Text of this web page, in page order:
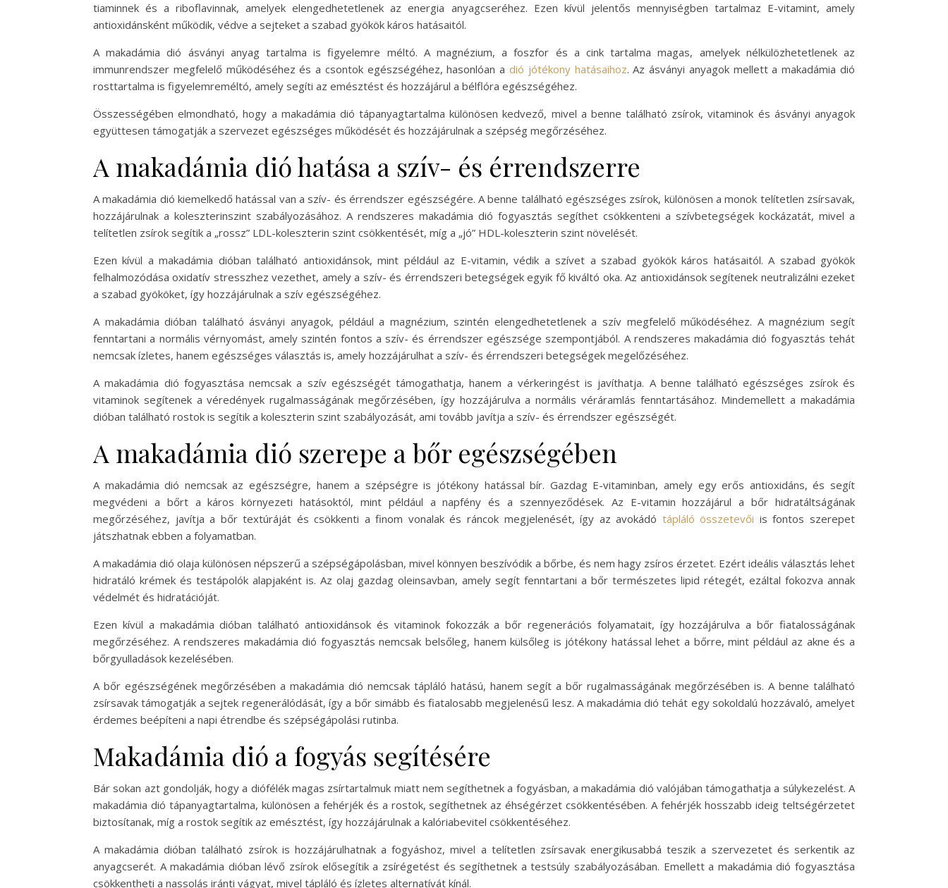
tiaminnek és a riboflavinnak, amelyek elengedhetetlenek az energia anyagcseréhez. Ezen kívül jelentős mennyiségben tartalmaz E-vitamint, amely
antioxidánsként működik, védve a sejteket a szabad gyökök káros hatásaitól.
A makadámia dió ásványi anyag tartalma is figyelemre méltó. A magnézium, a foszfor és a cink tartalma magas, amelyek nélkülözhetetlenek az
immunrendszer megfelelő működéséhez és a csontok egészségéhez, hasonlóan a dió jótékony hatásaihoz. Az ásványi anyagok mellett a makadámia dió
rosttartalma is figyelemreméltó, amely segíti az emésztést és hozzájárul a bélflóra egészségéhez.
Összességében elmondható, hogy a makadámia dió tápanyagtartalma különösen kedvező, mivel a benne található zsírok, vitaminok és ásványi anyagok
együttesen támogatják a szervezet egészséges működését és hozzájárulnak a szépség megőrzéséhez.
A makadámia dió hatása a szív- és érrendszerre
A makadámia dió kiemelkedő hatással van a szív- és érrendszer egészségére. A benne található egészséges zsírok, különösen a monok telítetlen zsírsavak,
hozzájárulnak a koleszterinszint szabályozásához. A rendszeres makadámia dió fogyasztás segíthet csökkenteni a szívbetegségek kockázatát, mivel a
telítetlen zsírok segítik a „rossz” LDL-koleszterin szint csökkentését, míg a „jó” HDL-koleszterin szint növelését.
Ezen kívül a makadámia dióban található antioxidánsok, mint például az E-vitamin, védik a szívet a szabad gyökök káros hatásaitól. A szabad gyökök
felhalmozódása oxidatív stresszhez vezethet, amely a szív- és érrendszeri betegségek egyik fő kiváltó oka. Az antioxidánsok segítenek neutralizálni ezeket
a szabad gyököket, így hozzájárulnak a szív egészségéhez.
A makadámia dióban található ásványi anyagok, például a magnézium, szintén elengedhetetlenek a szív megfelelő működéséhez. A magnézium segít
fenntartani a normális vérnyomást, amely szintén fontos a szív- és érrendszer egészsége szempontjából. A rendszeres makadámia dió fogyasztás tehát
nemcsak ízletes, hanem egészséges választás is, amely hozzájárulhat a szív- és érrendszeri betegségek megelőzéséhez.
A makadámia dió fogyasztása nemcsak a szív egészségét támogathatja, hanem a vérkeringést is javíthatja. A benne található egészséges zsírok és
vitaminok segítenek a véredények rugalmasságának megőrzésében, így hozzájárulva a normális véráramlás fenntartásához. Mindemellett a makadámia
dióban található rostok is segítik a koleszterin szint szabályozását, ami tovább javítja a szív- és érrendszer egészségét.
A makadámia dió szerepe a bőr egészségében
A makadámia dió nemcsak az egészségre, hanem a szépségre is jótékony hatással bír. Gazdag E-vitaminban, amely egy erős antioxidáns, és segít
megvédeni a bőrt a káros környezeti hatásoktól, mint például a napfény és a szennyeződések. Az E-vitamin hozzájárul a bőr hidratáltságának
megőrzéséhez, javítja a bőr textúráját és csökkenti a finom vonalak és ráncok megjelenését, így az avokádó tápláló összetevői is fontos szerepet
játszhatnak ebben a folyamatban.
A makadámia dió olaja különösen népszerű a szépségápolásban, mivel könnyen beszívódik a bőrbe, és nem hagy zsíros érzetet. Ezért ideális választás lehet
hidratáló krémek és testápolók alapjaként is. Az olaj gazdag oleinsavban, amely segít fenntartani a bőr természetes lipid rétegét, ezáltal fokozva annak
védelmét és hidratációját.
Ezen kívül a makadámia dióban található antioxidánsok és vitaminok fokozzák a bőr regenerációs folyamatait, így hozzájárulva a bőr fiatalosságának
megőrzéséhez. A rendszeres makadámia dió fogyasztás nemcsak belsőleg, hanem külsőleg is jótékony hatással lehet a bőrre, mint például az akne és a
bőrgyulladások kezelésében.
A bőr egészségének megőrzésében a makadámia dió nemcsak tápláló hatású, hanem segít a bőr rugalmasságának megőrzésében is. A benne található
zsírsavak támogatják a sejtek regenerálódását, így a bőr simább és fiatalosabb megjelenésű lesz. A makadámia dió tehát egy sokoldalú hozzávaló, amelyet
érdemes beépíteni a napi étrendbe és szépségápolási rutinba.
Makadámia dió a fogyás segítésére
Bár sokan azt gondolják, hogy a diófélék magas zsírtartalmuk miatt nem segíthetnek a fogyásban, a makadámia dió valójában támogathatja a súlykezelést. A
makadámia dió tápanyagtartalma, különösen a fehérjék és a rostok, segíthetnek az éhségérzet csökkentésében. A fehérjék hosszabb ideig teltségérzetet
biztosítanak, míg a rostok segítik az emésztést, így hozzájárulnak a kalóriabevitel csökkentéséhez.
A makadámia dióban található zsírok is hozzájárulhatnak a fogyáshoz, mivel a telítetlen zsírsavak energikusabbá teszik a szervezetet és serkentik az
anyagcserét. A makadámia dióban lévő zsírok elősegítik a zsírégetést és segíthetnek a testsúly szabályozásában. Emellett a makadámia dió fogyasztása
csökkentheti a nassolás iránti vágyat, mivel tápláló és ízletes alternatívát kínál.